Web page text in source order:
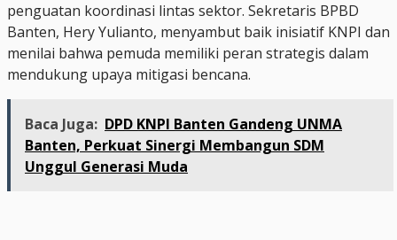
penguatan koordinasi lintas sektor. Sekretaris BPBD
Banten, Hery Yulianto, menyambut baik inisiatif KNPI dan
menilai bahwa pemuda memiliki peran strategis dalam
mendukung upaya mitigasi bencana.
Baca Juga: DPD KNPI Banten Gandeng UNMA
Banten, Perkuat Sinergi Membangun SDM
Unggul Generasi Muda